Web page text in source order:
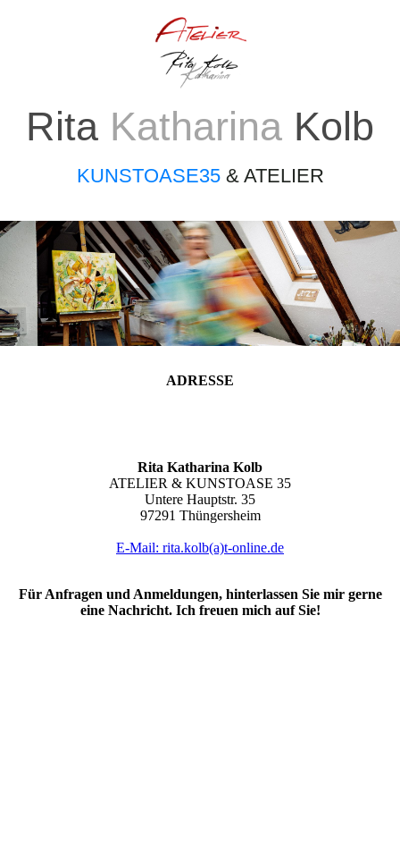
Rita Katharina Kolb
KUNSTOASE35& ATELIER
ADRESSE
Rita Katharina Kolb
ATELIER & KUNSTOASE 35
Untere Hauptstr. 35
97291 Thüngersheim
E-Mail: rita.kolb(a)t-online.de
Für Anfragen und Anmeldungen, hinterlassen Sie mir gerne
eine Nachricht. Ich freuen mich auf Sie!